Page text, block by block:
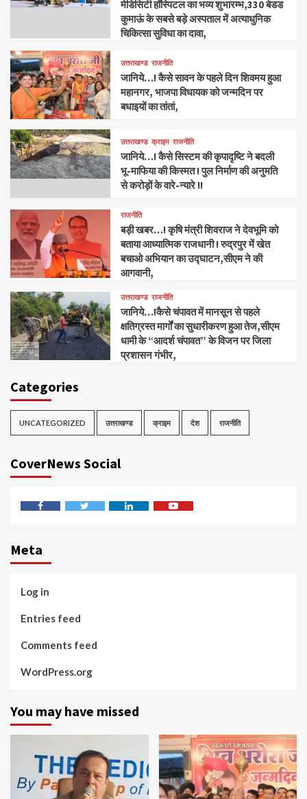
मेडिसिटी हॉस्पिटल का भव्य शुभारम्भ,330 बेडड
कुमाऊं के सबसे बड़े अस्पताल में अत्याधुनिक
चिकित्सा सुविधा का दावा,
उत्तराखण्ड राजनीति
जानिये…! कैसे सावन के पहले दिन शिवमय हुआ
महानगर, भाजपा विधायक को जन्मदिन पर
बधाइयों का तांतां,
उत्तराखण्ड क्राइम राजनीति
जानिये…! कैसे सिस्टम की कृपादृष्टि ने बदली
भू-माफिया की किस्मत ! पुल निर्माण की अनुमति
से करोड़ों के वारे-न्यारे !!
राजनीति
बड़ी खबर…! कृषि मंत्री शिवराज ने देवभूमि को
बताया आध्यात्मिक राजधानी ! रुद्रपुर में खेत
बचाओ अभियान का उद्घाटन,सीएम ने की
आगवानी,
उत्तराखण्ड राजनीति
जानिये…!कैसे चंपावत में मानसून से पहले
क्षतिग्रस्त मार्गों का सुधारीकरण हुआ तेज,सीएम
धामी के “आदर्श चंपावत” के विजन पर जिला
प्रशासन गंभीर,
Categories
UNCATEGORIZED उत्तराखण्ड क्राइम देश राजनीति
CoverNews Social
Meta
Log in
Entries feed
Comments feed
WordPress.org
You may have missed